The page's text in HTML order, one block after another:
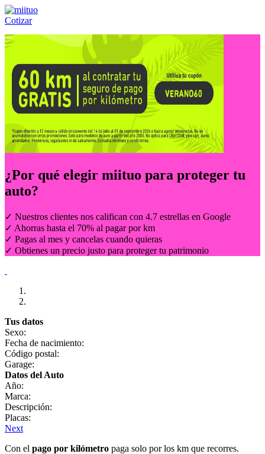
Cotizar
Llámanos al:(55) 84-21-05-00 ó
¿Por qué elegir miituo para proteger tu
auto?
✓ Nuestros clientes nos califican con 4.7 estrellas en Google
✓ Ahorras hasta el 70% al pagar por km
✓ Pagas al mes y cancelas cuando quieras
✓ Obtienes un precio justo para proteger tu patrimonio
Tus datos
Sexo:
Fecha de nacimiento:
Código postal:
Garage:
Datos del Auto
Año:
Marca:
Descripción:
Placas:
Next
Con el pago por kilómetro paga solo por los km que recorres.